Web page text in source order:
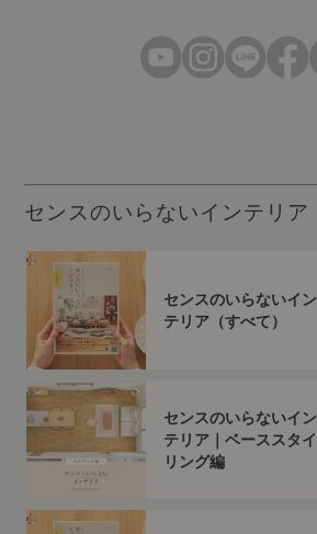
センスのいらないインテリア
センスのいらないイン
テリア（すべて）
センスのいらないイン
テリア｜ベーススタイ
リング編